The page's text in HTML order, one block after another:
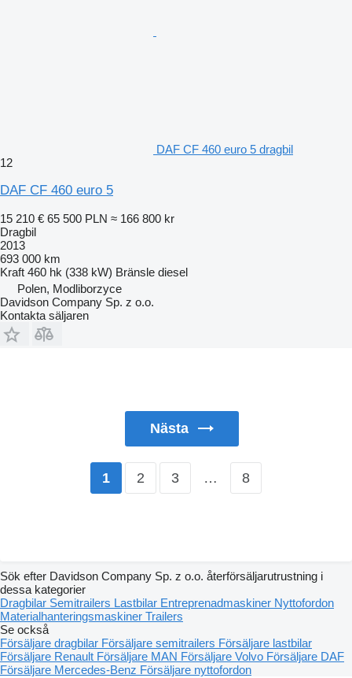
DAF CF 460 euro 5 dragbil
12
DAF CF 460 euro 5
15 210 € 65 500 PLN ≈ 166 800 kr
Dragbil
2013
693 000 km
Kraft 460 hk (338 kW) Bränsle diesel
Polen, Modliborzyce
Davidson Company Sp. z o.o.
Kontakta säljaren
Nästa
1 2 3 … 8
Sök efter Davidson Company Sp. z o.o. återförsäljarutrustning i
dessa kategorier
Dragbilar Semitrailers Lastbilar Entreprenadmaskiner Nyttofordon
Materialhanteringsmaskiner Trailers
Se också
Försäljare dragbilar Försäljare semitrailers Försäljare lastbilar
Försäljare Renault Försäljare MAN Försäljare Volvo Försäljare DAF
Försäljare Mercedes-Benz Försäljare nyttofordon